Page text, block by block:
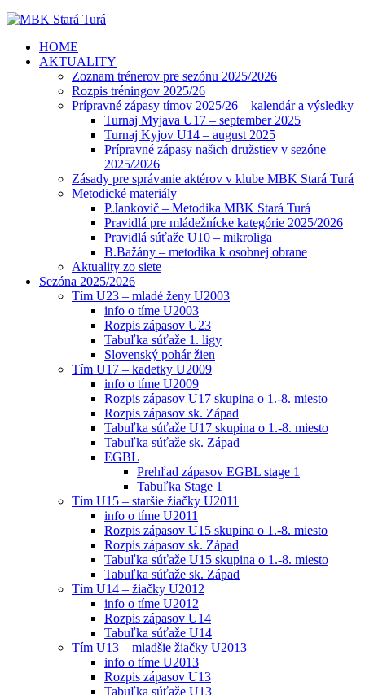
HOME
AKTUALITY
Zoznam trénerov pre sezónu 2025/2026
Rozpis tréningov 2025/26
Prípravné zápasy tímov 2025/26 – kalendár a výsledky
Turnaj Myjava U17 – september 2025
Turnaj Kyjov U14 – august 2025
Prípravné zápasy našich družstiev v sezóne
2025/2026
Zásady pre správanie aktérov v klube MBK Stará Turá
Metodické materiály
P.Jankovič – Metodika MBK Stará Turá
Pravidlá pre mládežnícke kategórie 2025/2026
Pravidlá súťaže U10 – mikroliga
B.Bažány – metodika k osobnej obrane
Aktuality zo siete
Sezóna 2025/2026
Tím U23 – mladé ženy U2003
info o tíme U2003
Rozpis zápasov U23
Tabuľka súťaže 1. ligy
Slovenský pohár žien
Tím U17 – kadetky U2009
info o tíme U2009
Rozpis zápasov U17 skupina o 1.-8. miesto
Rozpis zápasov sk. Západ
Tabuľka súťaže U17 skupina o 1.-8. miesto
Tabuľka súťaže sk. Západ
EGBL
Prehľad zápasov EGBL stage 1
Tabuľka Stage 1
Tím U15 – staršie žiačky U2011
info o tíme U2011
Rozpis zápasov U15 skupina o 1.-8. miesto
Rozpis zápasov sk. Západ
Tabuľka súťaže U15 skupina o 1.-8. miesto
Tabuľka súťaže sk. Západ
Tím U14 – žiačky U2012
info o tíme U2012
Rozpis zápasov U14
Tabuľka súťaže U14
Tím U13 – mladšie žiačky U2013
info o tíme U2013
Rozpis zápasov U13
Tabuľka súťaže U13